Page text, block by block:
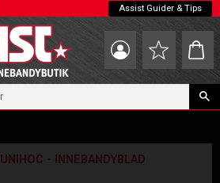
Assist Guider & Tips
Favoriter
UNIHOC - INNEBANDYBLAD